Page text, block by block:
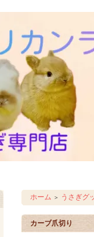
ホーム ＞ うさぎグ
カーブ爪切り